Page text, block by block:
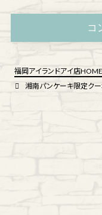
コ
福岡アイランドアイ店HOME
湘南パンケーキ限定クー